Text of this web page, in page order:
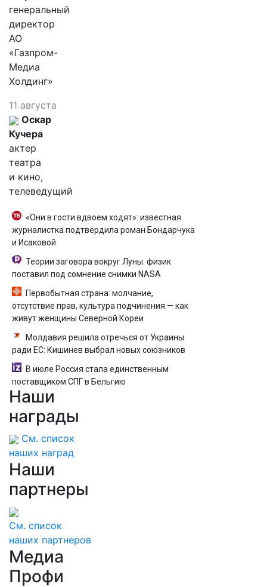
генеральный
директор
АО
«Газпром-
Медиа
Холдинг»
11 августа
Оскар
Кучера
актер
театра
и кино,
телеведущий
«Они в гости вдвоем ходят»: известная
журналистка подтвердила роман Бондарчука
и Исаковой
Теории заговора вокруг Луны: физик
поставил под сомнение снимки NASA
Первобытная страна: молчание,
отсутствие прав, культура подчинения — как
живут женщины Северной Кореи
Молдавия решила отречься от Украины
ради ЕС: Кишинев выбрал новых союзников
В июле Россия стала единственным
поставщиком СПГ в Бельгию
Наши
награды
См. список
наших наград
Наши
партнеры
См. список
наших партнеров
Медиа
Профи